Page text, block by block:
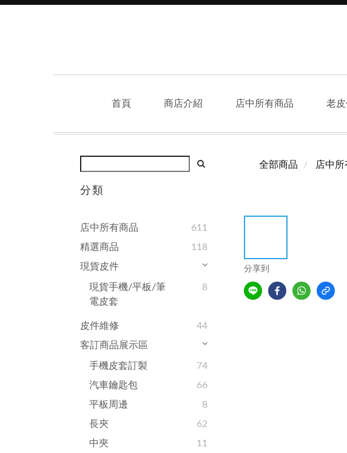
首頁 商店介紹 店中所有商品 老
分類
店中所有商品
611
精選商品
118
現貨皮件
現貨手機/平板/筆
電皮套
8
皮件維修
44
客訂商品展示區
手機皮套訂製
74
汽車鑰匙包
66
平板周邊
8
長夾
62
中夾
11
全部商品 店中所
分享到